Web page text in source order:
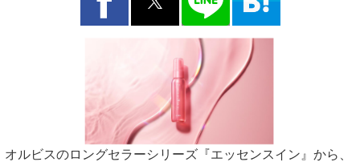
オルビスのロングセラーシリーズ『エッセンスイン』から、